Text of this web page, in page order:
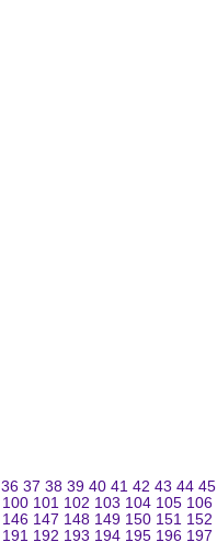
36 37 38 39 40 41 42 43 44 45
100 101 102 103 104 105 106
146 147 148 149 150 151 152
191 192 193 194 195 196 197